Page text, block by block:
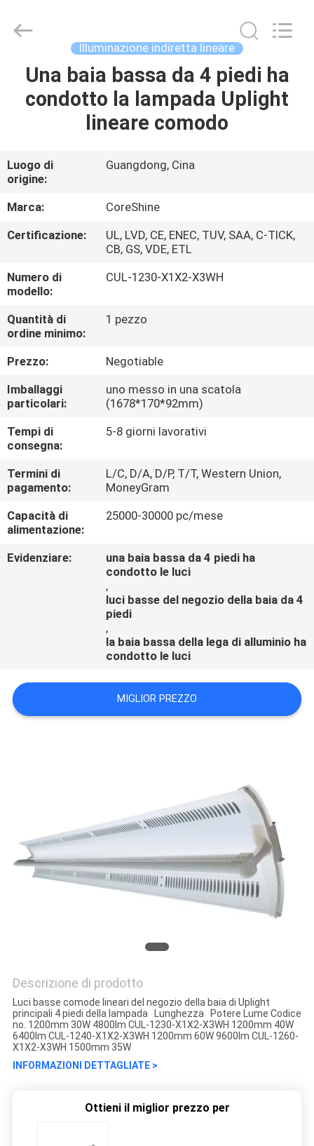
CASA
PRODOTTI
CIRCA
NOI
GIRO
FABBRICA
CONTROLLO
QUALITÀ
CONTATTICI
UNA
CITAZIONE
NEWS
principale
fornitore.
ledlight.com.
Illuminazione indiretta lineare
Una baia bassa da 4 piedi ha
condotto la lampada Uplight
lineare comodo
Luogo di
origine:
Guangdong, Cina
Marca:
CoreShine
Certificazione:
UL, LVD, CE, ENEC, TUV, SAA, C-TICK,
CB, GS, VDE, ETL
Numero di
modello:
CUL-1230-X1X2-X3WH
Quantità di
ordine minimo:
1 pezzo
Prezzo:
Negotiable
Imballaggi
particolari:
uno messo in una scatola
(1678*170*92mm)
Tempi di
consegna:
5-8 giorni lavorativi
Termini di
pagamento:
L/C, D/A, D/P, T/T, Western Union,
MoneyGram
Capacità di
alimentazione:
25000-30000 pc/mese
Evidenziare:
una baia bassa da 4 piedi ha
condotto le luci
,
luci basse del negozio della baia da 4
piedi
,
la baia bassa della lega di alluminio ha
condotto le luci
MIGLIOR PREZZO
Descrizione di prodotto
Luci basse comode lineari del negozio della baia di Uplight
principali 4 piedi della lampada Lunghezza Potere Lume Codice
no. 1200mm 30W 4800lm CUL-1230-X1X2-X3WH 1200mm 40W
6400lm CUL-1240-X1X2-X3WH 1200mm 60W 9600lm CUL-1260-
X1X2-X3WH 1500mm 35W
INFORMAZIONI DETTAGLIATE >
Ottieni il miglior prezzo per